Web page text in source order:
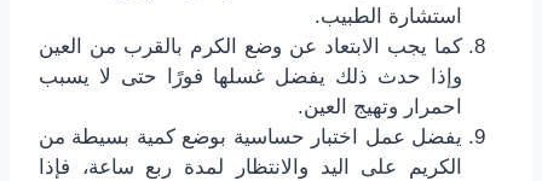
استشارة الطبيب.
كما يجب الابتعاد عن وضع الكرم بالقرب من العين
وإذا حدث ذلك يفضل غسلها فورًا حتى لا يسبب
احمرار وتهيج العين.
يفضل عمل اختبار حساسية بوضع كمية بسيطة من
الكريم على اليد والانتظار لمدة ربع ساعة، فإذا